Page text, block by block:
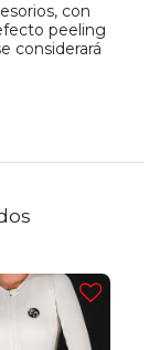
con
peeling
considerará